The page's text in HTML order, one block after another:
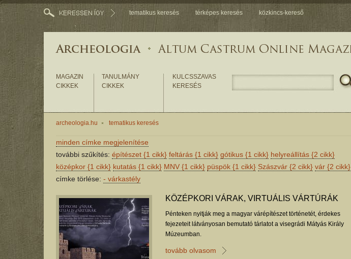
tematikus keresés térképes keresés közkincs-kereső
MAGAZIN
CIKKEK
TANULMÁNY
CIKKEK
KULCSSZAVAS
KERESÉS
archeologia.hu tematikus keresés
minden címke megjelenítése
további szűkítés: építészet {1 cikk} feltárás {1 cikk} gótikus {1 cikk} helyreállítás {2 cikk}
középkor {1 cikk} kutatás {1 cikk} MNV {1 cikk} püspök {1 cikk} Szászvár {2 cikk} vár {2 cikk}
címke törlése: - várkastély
KÖZÉPKORI VÁRAK, VIRTUÁLIS VÁRTÚRÁK
Pénteken nyitják meg a magyar várépítészet történetét, érdekes
fejezeteit látványosan bemutató tárlatot a visegrádi Mátyás Király
Múzeumban.
tovább olvasom